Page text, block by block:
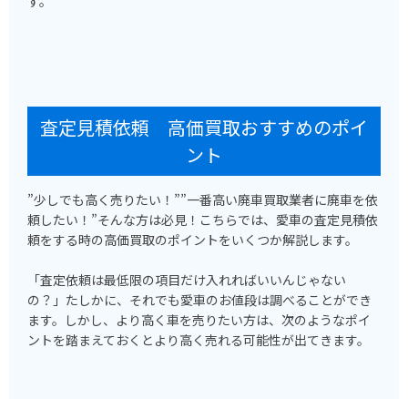
査定見積依頼 高価買取おすすめのポイ
ント
”少しでも高く売りたい！””一番高い廃車買取業者に廃車を依
頼したい！”そんな方は必見！こちらでは、愛車の査定見積依
頼をする時の高価買取のポイントをいくつか解説します。
「査定依頼は最低限の項目だけ入れればいいんじゃない
の？」たしかに、それでも愛車のお値段は調べることができ
ます。しかし、より高く車を売りたい方は、次のようなポイ
ントを踏まえておくとより高く売れる可能性が出てきます。